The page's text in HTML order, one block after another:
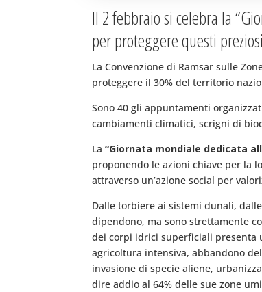
Il 2 febbraio si celebra la
per proteggere questi
La Convenzione di Ramsar sulle
proteggere il 30% del territorio
Sono 40 gli appuntamenti
cambiamenti climatici, scrigni di
La“Giornata mondiale dedicata
proponendo le azioni chiave per la
attraverso un’azione social per
Dalle torbiere ai sistemi dunali,
dipendono, ma sono strettamente
dei corpi idrici superficiali presenta
agricoltura intensiva, abbandono
invasione di specie aliene,
dire addio al 64% delle sue zone